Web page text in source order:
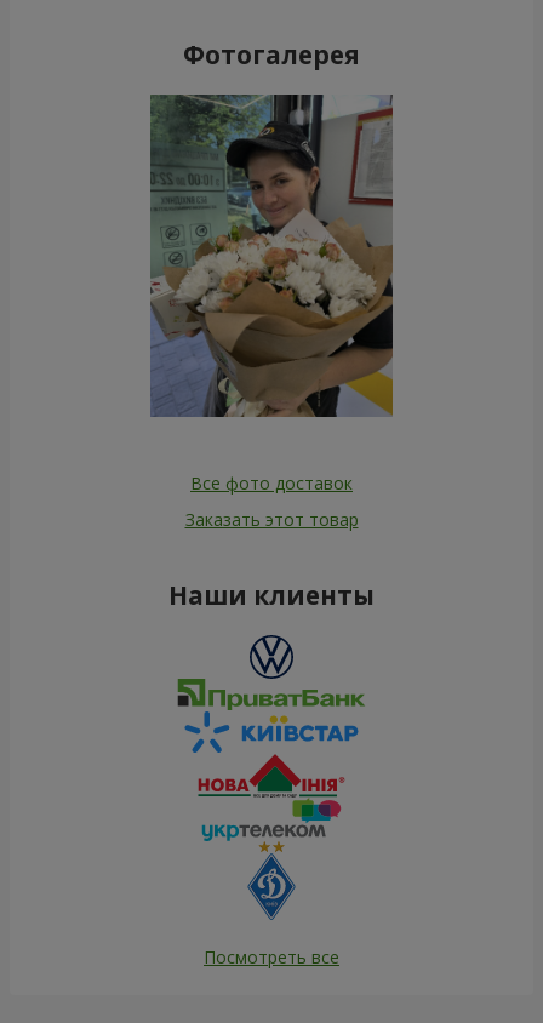
Фотогалерея
Все фото доставок
Заказать этот товар
Наши клиенты
Посмотреть все